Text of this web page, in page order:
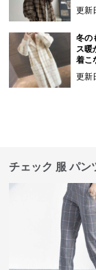
更
冬の
ス暖
着こ
更
チェック 服 パン